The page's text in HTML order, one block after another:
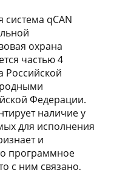
qCAN
охрана
частью 4
Российской
Федерации.
наличие у
для исполнения
и
программное
с ним связано,